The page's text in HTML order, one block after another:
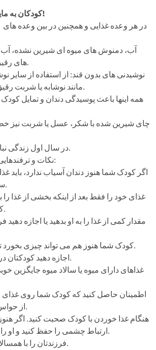
کودکان به مایعات زیادی نیاز دارند!
آب، دمنوش های میوه ای شیرین نشده،
های رقیق شده بهترین هستند.
مانند نوشابه یا شربت رقیق شده خودداری کنید.
همه اینها باعث پوسیدگی دندان و تمایل
چای شیرین شده با شکر، عسل یا شربت نیز
در سال اول زندگی نباید به کودک عسل داد.
نکات و ترفندهایی در مورد غذا خوردن:
سفت را خرد یا له کنید.
کرده اید، مزه دار کنید.
کودک شما هنوز هم می تواند چیزی بخورد تا زمانی که سیر شود.
• اجازه دهید کودکتان در تهیه غذا کمک کند.
از حواس پرتی خودداری کنید.
ارتباط چشمی را حفظ کنید و او را با محبت تشویق کنید.
• فرزندتان را با همسالانش مقایسه نکنید.